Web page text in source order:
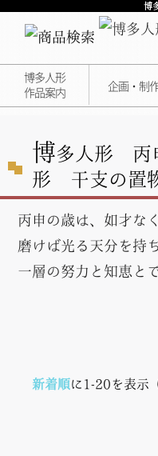
博
博多人形
作品案内
企画・制
博多人形 丙
形 干支の置
丙申の歳は、如才な
磨けば光る天分を持
一層の努力と知恵と
新着順に1-20を表示